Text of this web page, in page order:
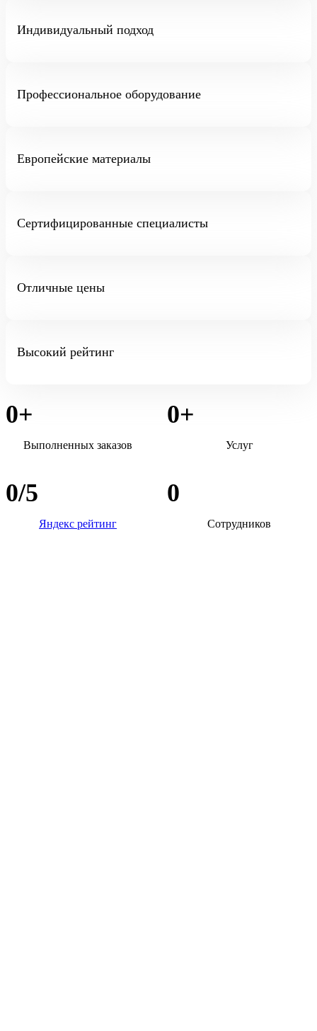
Индивидуальный подход
Профессиональное оборудование
Европейские материалы
Сертифицированные специалисты
Отличные цены
Высокий рейтинг
0+
Выполненных заказов
0+
Услуг
0/5
Яндекс рейтинг
0
Сотрудников